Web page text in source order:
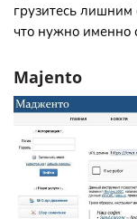
грузитесь
что нужно именно
Majento